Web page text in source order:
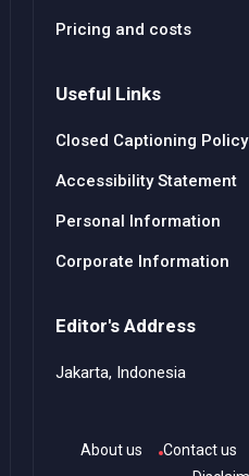
Pricing and costs
Useful Links
Closed Captioning Policy
Accessibility Statement
Personal Information
Corporate Information
Editor's Address
Jakarta, Indonesia
About us Contact us